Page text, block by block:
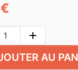
add
AU